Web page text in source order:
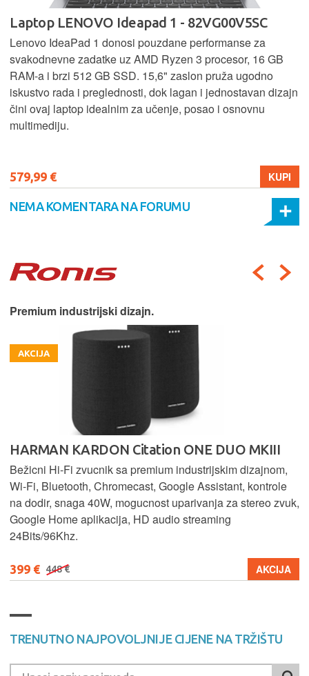
Laptop LENOVO Ideapad 1 - 82VG00V5SC
Lenovo IdeaPad 1 donosi pouzdane performanse za
svakodnevne zadatke uz AMD Ryzen 3 procesor, 16 GB
RAM-a i brzi 512 GB SSD. 15,6" zaslon pruža ugodno
iskustvo rada i preglednosti, dok lagan i jednostavan dizajn
čini ovaj laptop idealnim za učenje, posao i osnovnu
multimediju.
579,99 € KUPI
NEMA KOMENTARA NA FORUMU
Premium industrijski dizajn.
AKCIJA
HARMAN KARDON Citation ONE DUO MKIII
Bežicni Hi-Fi zvucnik sa premium industrijskim dizajnom,
Wi-Fi, Bluetooth, Chromecast, Google Assistant, kontrole
na dodir, snaga 40W, mogucnost uparivanja za stereo zvuk,
Google Home aplikacija, HD audio streaming
24Bits/96Khz.
399 € 448 € AKCIJA
TRENUTNO NAJPOVOLJNIJE CIJENE NA TRŽIŠTU